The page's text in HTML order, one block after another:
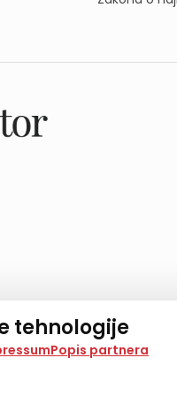
tehnologije
kolačiće i slične
te prikazujemo
Popis partnera